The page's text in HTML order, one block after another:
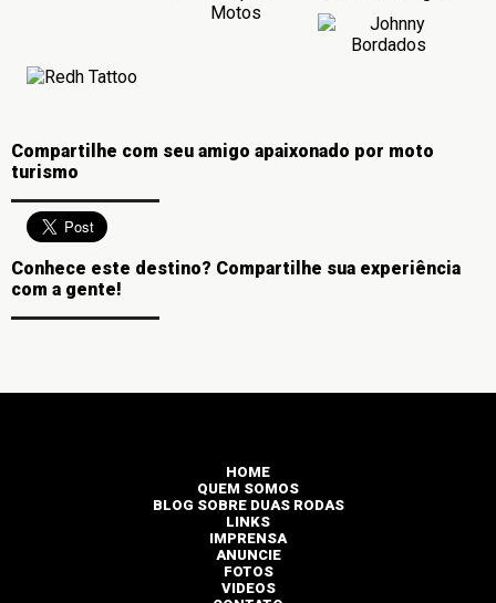
Compartilhe com seu amigo apaixonado por moto
turismo
Conhece este destino? Compartilhe sua experiência
com a gente!
HOME
QUEM SOMOS
BLOG SOBRE DUAS RODAS
LINKS
IMPRENSA
ANUNCIE
FOTOS
VIDEOS